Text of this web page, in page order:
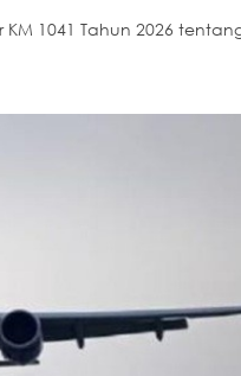
1041 Tahun 2026